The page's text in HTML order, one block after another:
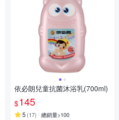
依必朗兒童抗菌沐浴乳(700ml)
$145
5 (17) 總銷量>100